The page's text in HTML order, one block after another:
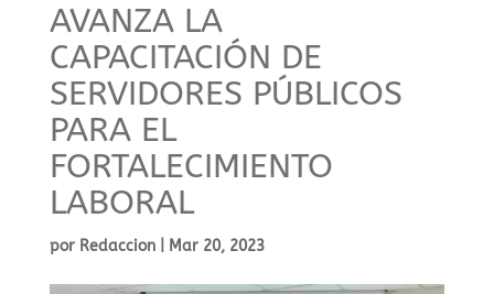
AVANZA LA
CAPACITACIÓN DE
SERVIDORES PÚBLICOS
PARA EL
FORTALECIMIENTO
LABORAL
por Redaccion| Mar 20, 2023